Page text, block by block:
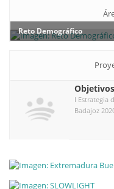
Reto Demográfico
I Estrategia
Badajoz